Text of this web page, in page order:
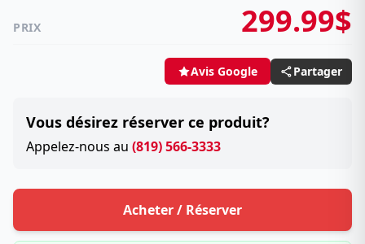
PRIX 299.99$
Avis Google Partager
Vous désirez réserver ce produit?
Appelez-nous au (819) 566-3333
Acheter / Réserver